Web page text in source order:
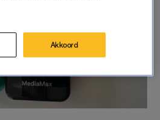
Akkoord